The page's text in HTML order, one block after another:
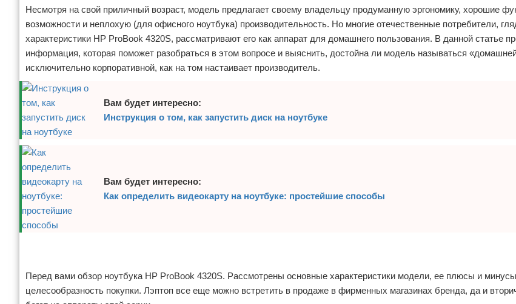
Разное
Несмотря на свой приличный возраст, модель предлагает своему владельцу продуманную эргономику, хорошие
возможности и неплохую (для офисного ноутбука) производительность. Но многие отечественные потребители,
характеристики HP ProBook 4320S, рассматривают его как аппарат для домашнего пользования. В данной статье
информация, которая поможет разобраться в этом вопросе и выяснить, достойна ли модель называться
исключительно корпоративной, как на том настаивает производитель.
Вам будет интересно:
Инструкция о том, как запустить диск на ноутбуке
Вам будет интересно:
Как определить видеокарту на ноутбуке: простейшие способы
Перед вами обзор ноутбука HP ProBook 4320S. Рассмотрены основные характеристики модели, ее плюсы и
целесообразность покупки. Лэптоп все еще можно встретить в продаже в фирменных магазинах бренда, да и